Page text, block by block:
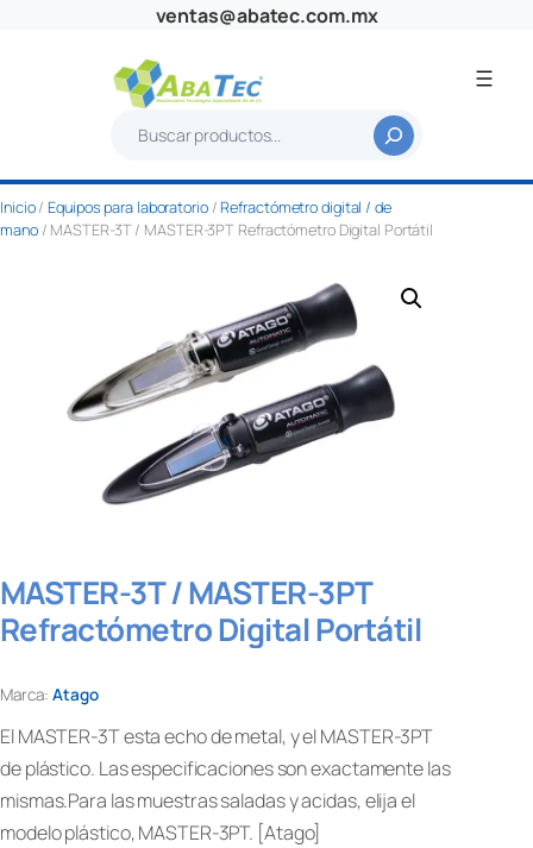
ventas@abatec.com.mx
s
c
a
Inicio/Equipos para laboratorio/Refractómetro digital / de
mano/ MASTER-3T / MASTER-3PT Refractómetro Digital Portátil
MASTER-3T / MASTER-3PT
Refractómetro Digital Portátil
Marca: Atago
El MASTER-3T esta echo de metal, y el MASTER-3PT
de plástico. Las especificaciones son exactamente las
mismas.Para las muestras saladas y acidas, elija el
modelo plástico, MASTER-3PT. [Atago]